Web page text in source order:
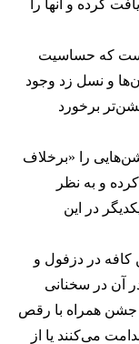
کرده و آنها را
است که حساسیت
و نسل زد وجود
برخورد
را «برخلاف
و به نظر
در این
کافه در دزفول و
آن در سخنانی
جشن همراه با رقص
می‌کنند یا از